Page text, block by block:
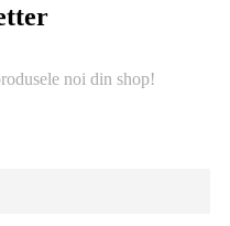
noi din shop!